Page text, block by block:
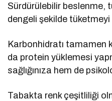
Sürdürülebilir beslenme,
dengeli şekilde tüketmeyi
Karbonhidratı tamamen
da protein yüklemesi
sağlığınıza hem de
Tabakta renk çeşitliliği